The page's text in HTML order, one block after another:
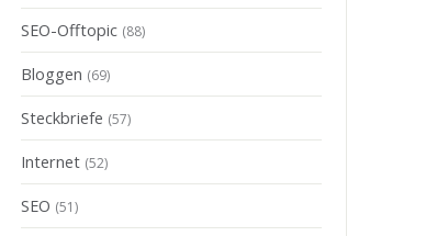
SEO-Offtopic (88)
Bloggen (69)
Steckbriefe (57)
Internet (52)
SEO (51)